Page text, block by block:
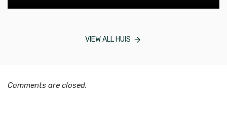
VIEW ALL HUIS
Comments are closed.